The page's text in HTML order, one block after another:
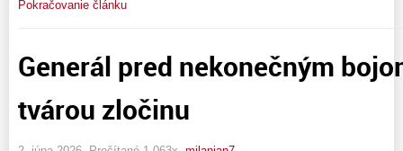
Pokračovanie článku
Generál pred nekonečným
tvárou zločinu